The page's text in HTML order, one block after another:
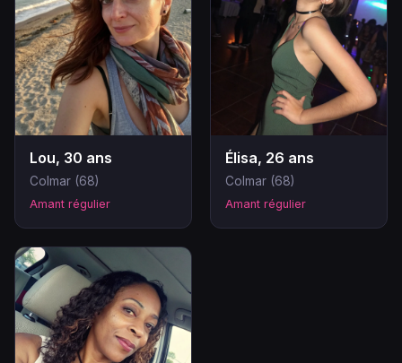
Lou, 30 ans
Colmar (68)
Amant régulier
Élisa, 26 ans
Colmar (68)
Amant régulier